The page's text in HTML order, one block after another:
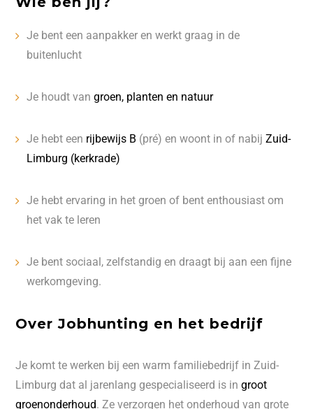
Je bent een aanpakker en werkt graag in de
buitenlucht
Je houdt vangroen, planten en natuur
Je hebt een rijbewijs B (pré) en woont in of nabijZuid-
Limburg (kerkrade)
Je hebt ervaring in het groen of bent enthousiast om
het vak te leren
Je bent sociaal, zelfstandig en draagt bij aan een fijne
werkomgeving.
Over Jobhunting en het bedrijf
Je komt te werken bij een warm familiebedrijf in Zuid-
Limburg dat al jarenlang gespecialiseerd is ingroot
groenonderhoud. Ze verzorgen het onderhoud van grote